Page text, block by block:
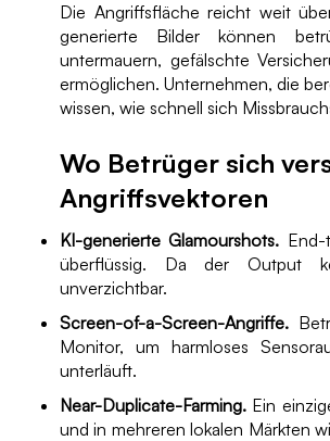
Die Angriffsfläche reicht weit
generierte Bilder können
untermauern, gefälschte
ermöglichen. Unternehmen, die
wissen, wie schnell sich
Wo Betrüger sich
Angriffsvektoren
KI-generierte Glamourshots.
überflüssig. Da der Output
unverzichtbar.
Screen-of-a-Screen-Angriffe.
Monitor, um harmloses
unterläuft.
Near-Duplicate-Farming. Ein
und in mehreren lokalen Märkten